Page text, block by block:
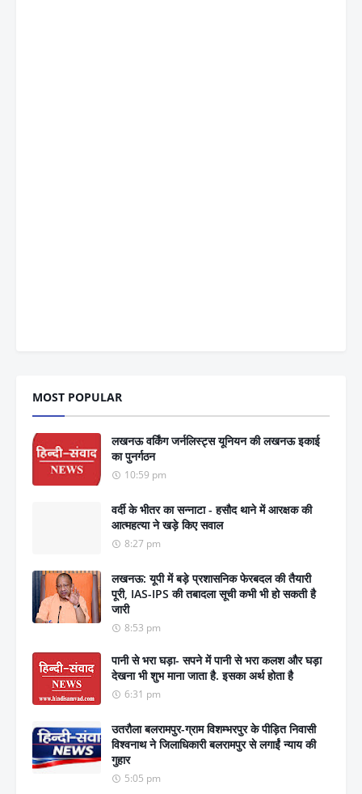
MOST POPULAR
लखनऊ वर्किंग जर्नलिस्ट्स यूनियन की लखनऊ इकाई
का पुनर्गठन
10:59 pm
वर्दी के भीतर का सन्नाटा - हसौद थाने में आरक्षक की
आत्महत्या ने खड़े किए सवाल
8:27 pm
लखनऊ: यूपी में बड़े प्रशासनिक फेरबदल की तैयारी
पूरी, IAS-IPS की तबादला सूची कभी भी हो सकती है
जारी
8:53 pm
पानी से भरा घड़ा- सपने में पानी से भरा कलश और घड़ा
देखना भी शुभ माना जाता है. इसका अर्थ होता है
6:31 pm
उतरौला बलरामपुर-ग्राम विशम्भरपुर के पीड़ित निवासी
विश्वनाथ ने जिलाधिकारी बलरामपुर से लगाईं न्याय की
गुहार
5:05 pm